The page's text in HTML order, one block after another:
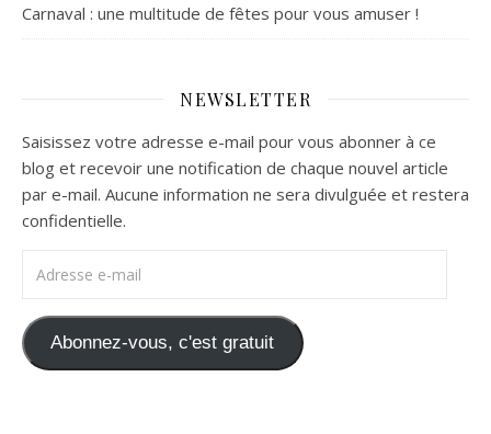
Carnaval : une multitude de fêtes pour vous amuser !
NEWSLETTER
Saisissez votre adresse e-mail pour vous abonner à ce
blog et recevoir une notification de chaque nouvel article
par e-mail. Aucune information ne sera divulguée et restera
confidentielle.
Abonnez-vous, c'est gratuit